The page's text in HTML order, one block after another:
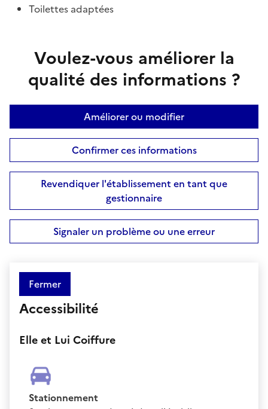
Toilettes adaptées
Voulez-vous améliorer la
qualité des informations ?
Améliorer ou modifier
Confirmer ces informations
Revendiquer l'établissement en tant que
gestionnaire
Signaler un problème ou une erreur
Fermer
Accessibilité
Elle et Lui Coiffure
Stationnement